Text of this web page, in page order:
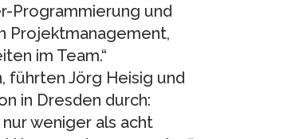
Programmierung und
Projektmanagement,
im Team.“
führten Jörg Heisig und
in Dresden durch:
nur weniger als acht